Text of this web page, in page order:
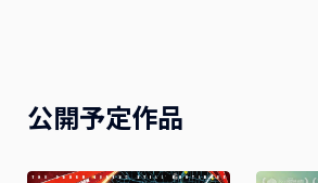
公開予定作品